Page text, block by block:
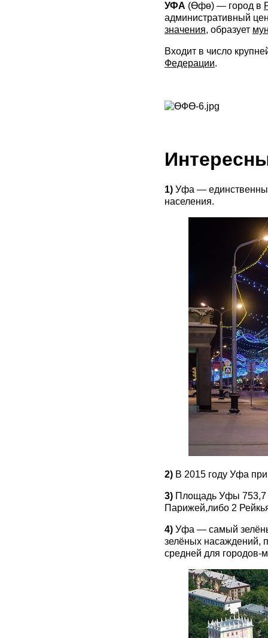
УФА (Өфө) — город в
административный
значения, образует
Входит в число
Федерации.
1) Уфа —
населения.
2) В 2015 году Уфа
3) Площадь Уфы 753,7
Парижей,либо 2
4) Уфа — самый
зелёных насаждений,
средней для городов-